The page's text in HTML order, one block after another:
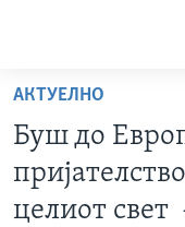
пристапност
Премини
на
главната
содржина
РУБРИКИ
ФОТОГАЛЕРИИ
АКТУЕЛНО
Буш до
целиот